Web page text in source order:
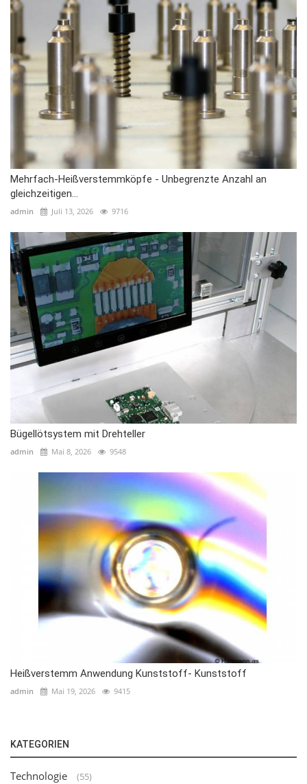
Mehrfach-Heißverstemmköpfe - Unbegrenzte Anzahl an
gleichzeitigen...
admin Juli 13, 2026 9716
Bügellötsystem mit Drehteller
admin Mai 8, 2026 9548
Heißverstemm Anwendung Kunststoff- Kunststoff
admin Mai 19, 2026 9415
KATEGORIEN
Technologie (55)